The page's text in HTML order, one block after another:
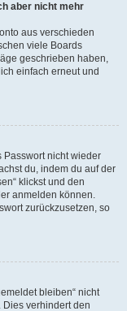
aber nicht mehr
aus verschieden
viele Boards
geschrieben haben,
einfach erneut und
Passwort nicht wieder
du, indem du auf der
klickst und den
anmelden können.
zurückzusetzen, so
bleiben“ nicht
verhindert den